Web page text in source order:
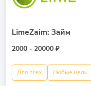
LimeZaim: Займ
2000 - 20000 ₽
Для всех Любые цели